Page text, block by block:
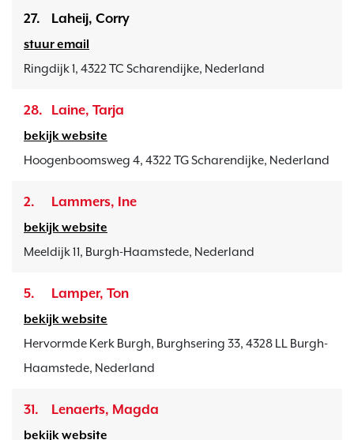
27. Laheij, Corry
stuur email
Ringdijk 1, 4322 TC Scharendijke, Nederland
28. Laine, Tarja
bekijk website
Hoogenboomsweg 4, 4322 TG Scharendijke, Nederland
2. Lammers, Ine
bekijk website
Meeldijk 11, Burgh-Haamstede, Nederland
5. Lamper, Ton
bekijk website
Hervormde Kerk Burgh, Burghsering 33, 4328 LL Burgh-
Haamstede, Nederland
31. Lenaerts, Magda
bekijk website